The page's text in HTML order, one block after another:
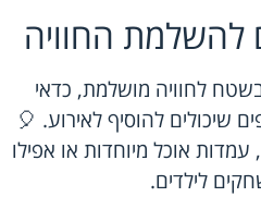
להשלמת החוויה
לחוויה מושלמת, כדאי
שיכולים להוסיף לאירוע. 🎈
עמדות אוכל מיוחדות או אפילו
לילדים.